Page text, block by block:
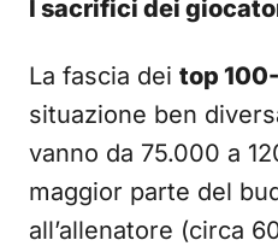
I sacrifici dei
La fascia dei top
situazione ben
vanno da 75.000 a
maggior parte del
all’allenatore (circa